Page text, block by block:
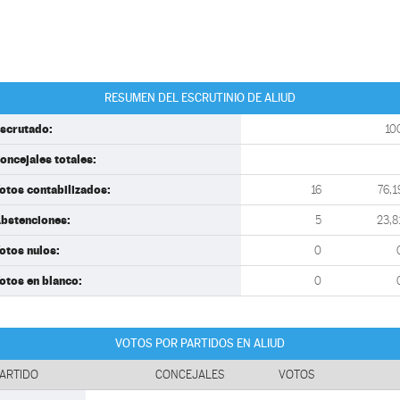
RESUMEN DEL ESCRUTINIO DE ALIUD
totales:
contabilizados: 16
5
nulos: 0
en blanco: 0
VOTOS POR PARTIDOS EN ALIUD
CONCEJALES VOTOS